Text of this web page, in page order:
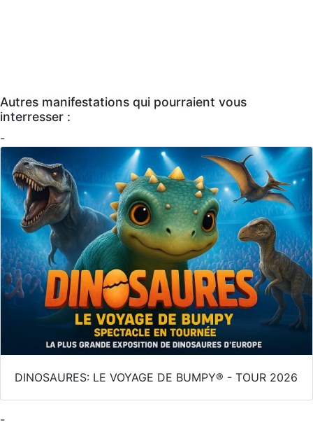
Autres manifestations qui pourraient vous
interresser :
-
DINOSAURES: LE VOYAGE DE BUMPY® - TOUR 2026
-